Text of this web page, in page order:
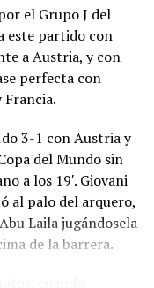
el Grupo J del
este partido con
a Austria, y con
perfecta con
Francia.
3-1 con Austria y
del Mundo sin
a los 19′. Giovani
al palo del arquero,
Laila jugándosela
de la barrera.